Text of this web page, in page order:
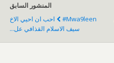
المنشور السابق
#mwa9leen احب ان احيي الاخ
سيف الاسلام القذافي عل...